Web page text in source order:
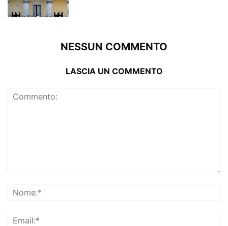
NESSUN COMMENTO
LASCIA UN COMMENTO